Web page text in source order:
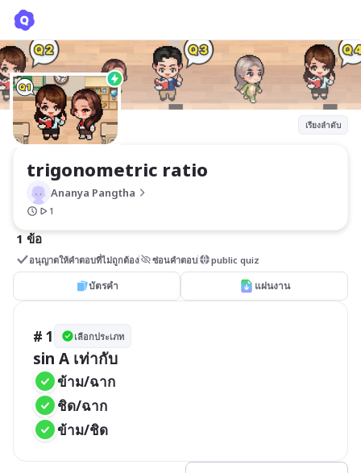
เรียงลำดับ
trigonometric ratio
Ananya Pangtha
1
1 ข้อ
อนุญาตให้คำตอบที่ไม่ถูกต้อง ซ่อนคำตอบ public quiz
บัตรคำ แผ่นงาน
# 1 เลือกประเภท
sin A เท่ากับ
ข้าม/ฉาก
ชิด/ฉาก
ข้าม/ชิด